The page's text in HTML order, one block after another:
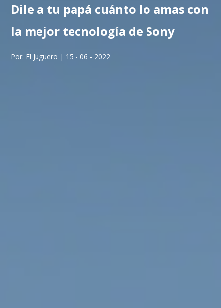
Dile a tu papá cuánto lo amas con
la mejor tecnología de Sony
Por: El Juguero | 15 - 06 - 2022